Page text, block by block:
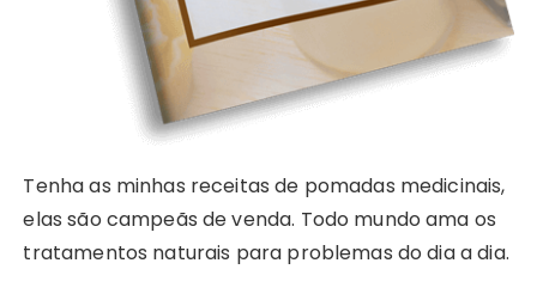
Tenha as minhas receitas de pomadas medicinais,
elas são campeãs de venda. Todo mundo ama os
tratamentos naturais para problemas do dia a dia.